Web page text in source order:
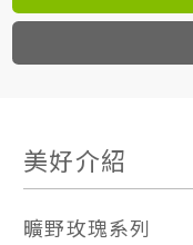
美好介紹
曠野玫瑰系列